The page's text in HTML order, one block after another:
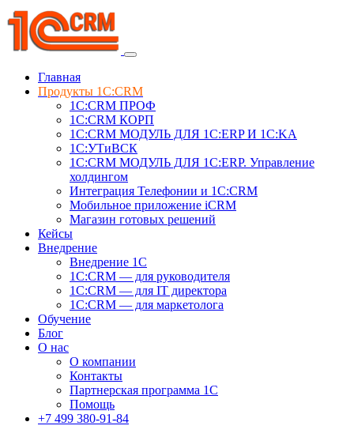
Главная
Продукты 1C:CRM
1С:CRM ПРОФ
1С:CRM КОРП
1С:CRM МОДУЛЬ ДЛЯ 1C:ERP И 1C:KA
1C:УТиВСК
1С:CRM МОДУЛЬ ДЛЯ 1C:ERP. Управление
холдингом
Интеграция Телефонии и 1C:CRM
Мобильное приложение iCRM
Магазин готовых решений
Кейсы
Внедрение
Внедрение 1C
1С:CRM — для руководителя
1С:CRM — для IT директора
1С:CRM — для маркетолога
Обучение
Блог
О нас
О компании
Контакты
Партнерская программа 1С
Помощь
+7 499 380-91-84